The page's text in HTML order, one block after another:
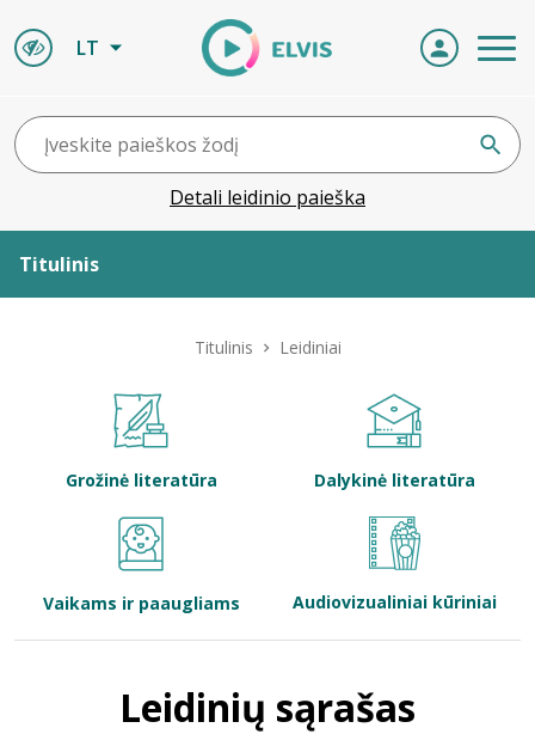
LT
Detali leidinio paieška
Titulinis
Bibliotekoms
Titulinis Leidiniai
Grožinė literatūra Dalykinė literatūra
Vaikams ir paaugliams Audiovizualiniai kūriniai
Leidinių sąrašas